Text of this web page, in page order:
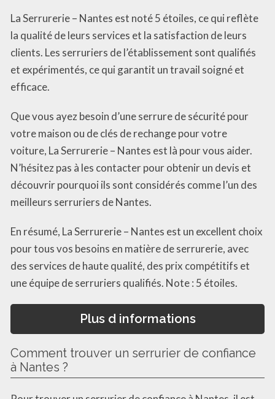
La Serrurerie – Nantes est noté 5 étoiles, ce qui reflète
la qualité de leurs services et la satisfaction de leurs
clients. Les serruriers de l’établissement sont qualifiés
et expérimentés, ce qui garantit un travail soigné et
efficace.
Que vous ayez besoin d’une serrure de sécurité pour
votre maison ou de clés de rechange pour votre
voiture, La Serrurerie – Nantes est là pour vous aider.
N’hésitez pas à les contacter pour obtenir un devis et
découvrir pourquoi ils sont considérés comme l’un des
meilleurs serruriers de Nantes.
En résumé, La Serrurerie – Nantes est un excellent choix
pour tous vos besoins en matière de serrurerie, avec
des services de haute qualité, des prix compétitifs et
une équipe de serruriers qualifiés. Note : 5 étoiles.
Plus d informations
Comment trouver un serrurier de confiance
à Nantes ?